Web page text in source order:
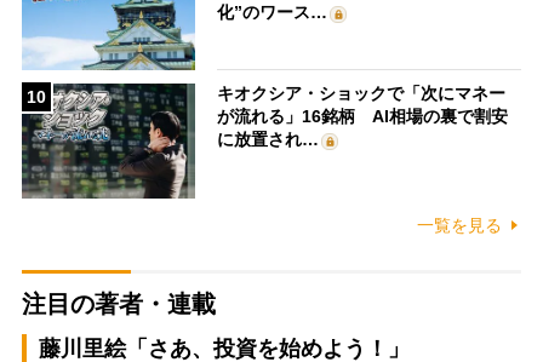
化”のワース…
10
キオクシア・ショックで「次にマネー
が流れる」16銘柄 AI相場の裏で割安
に放置され…
一覧を見る
注目の著者・連載
藤川里絵「さあ、投資を始めよう！」